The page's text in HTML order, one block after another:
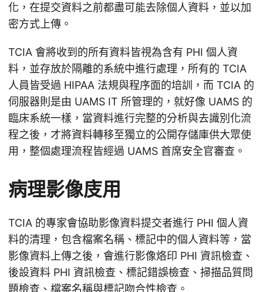
化，在提交資料之前都盡可能去除個人資料，並以加
密方式上傳。
TCIA 會將收到的所有資料皆視為含有 PHI 個人資
料，並存放於隔離的系統中進行處理，所有的 TCIA
人員皆受過 HIPAA 法規與程序面的培訓，而 TCIA 的
伺服器則是由 UAMS IT 所管理的，就好像 UAMS 的
臨床系統一樣，當資料進行完整的分析與去識別化流
程之後，才將資料轉移至獨立的公開存儲庫供大眾使
用，整個處理流程皆經過 UAMS 首席安全官審查。
病理影像庋用
TCIA 的專家會協助影像資料提交者進行 PHI 個人資
料的清理，包含檔案名稱、標記中的個人資料等，當
影像資料上傳之後，會進行影像烙印 PHI 資訊檢查、
後設資料 PHI 資訊檢查、標記錯誤檢查、掃描品質問
題檢查、檔案名稱與標記吻合性檢查。